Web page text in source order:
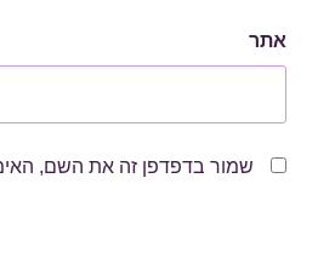
אתר
שמור בדפדפן זה את השם,